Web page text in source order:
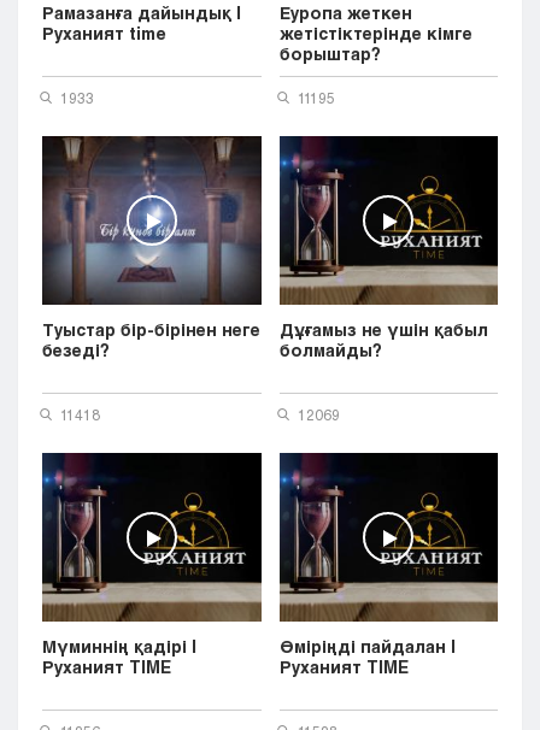
Рамазанға дайындық |
Руханият time
1933
Еуропа жеткен
жетістіктерінде кімге
борыштар?
11195
Туыстар бір-бірінен неге
безеді?
11418
Дұғамыз не үшін қабыл
болмайды?
12069
Мүминнің қадірі |
Руханият TIME
Өміріңді пайдалан |
Руханият TIME